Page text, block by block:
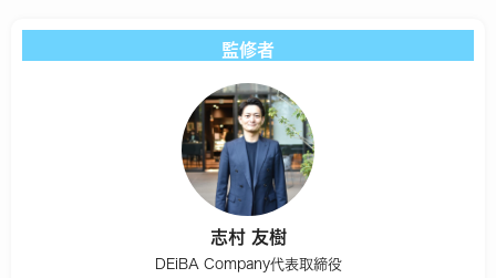
監修者
志村 友樹
DEiBA Company代表取締役